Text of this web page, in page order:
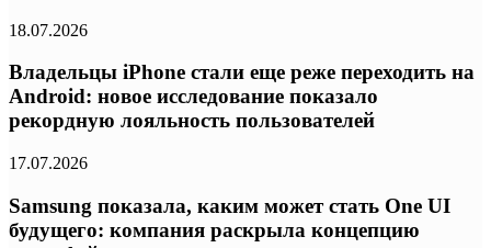
18.07.2026
Владельцы iPhone стали еще реже переходить на
Android: новое исследование показало
рекордную лояльность пользователей
17.07.2026
Samsung показала, каким может стать One UI
будущего: компания раскрыла концепцию